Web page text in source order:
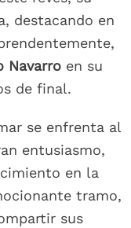
destacando en
Navarroen su
de final.
se enfrenta al
entusiasmo,
en la
tramo,
sus